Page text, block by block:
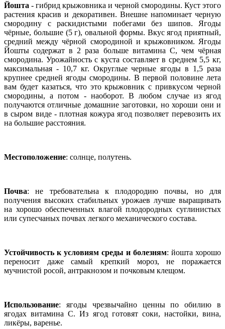
Йошта - гибрид крыжовника и черной смородины. Куст этого
растения красив и декоративен. Внешне напоминает черную
смородину с раскидистыми побегами без шипов. Ягоды
чёрные, большие (5 г), овальной формы. Вкус ягод приятный,
средний между чёрной смородиной и крыжовником. Ягоды
Йошты содержат в 2 раза больше витамина С, чем чёрная
смородина. Урожайность с куста составляет в среднем 5,5 кг,
максимальная - 10,7 кг. Округлые черные ягоды в 1,5 раза
крупнее средней ягоды смородины. В первой половине лета
вам будет казаться, что это крыжовник с привкусом черной
смородины, а потом - наоборот. В любом случае из ягод
получаются отличные домашние заготовки, но хороши они и
в сыром виде - плотная кожура ягод позволяет перевозить их
на большие расстояния.
Местоположение: солнце, полутень.
Почва: не требовательна к плодородию почвы, но для
получения высоких стабильных урожаев лучше выращивать
на хорошо обеспеченных влагой плодородных суглинистых
или супесчаных почвах легкого механического состава.
Устойчивость к условиям среды и болезням: йошта хорошо
переносит даже самый крепкий мороз, не поражается
мучнистой росой, антракнозом и почковым клещом.
Использование: ягоды чрезвычайно ценны по обилию в
ягодах витамина C. Из ягод готовят соки, настойки, вина,
ликёры, варенье.